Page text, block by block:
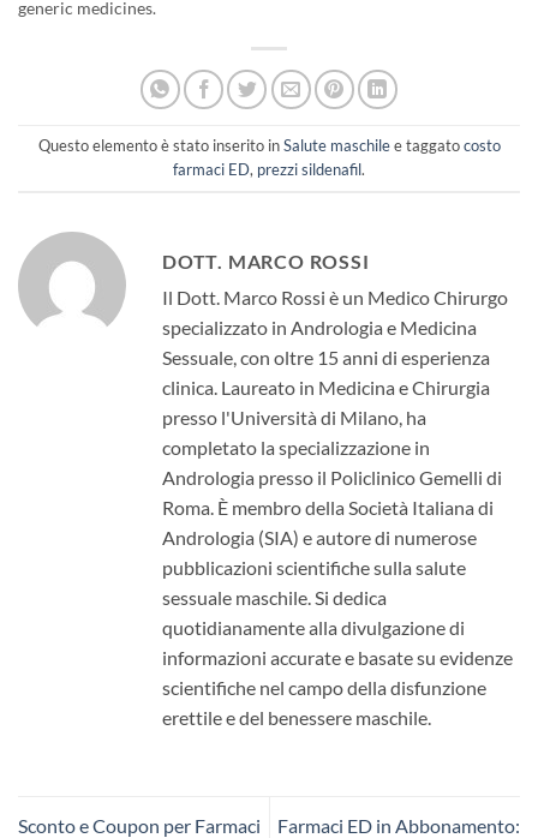
generic medicines.
Questo elemento è stato inserito inSalute maschilee taggatocosto
farmaci ED, prezzi sildenafil.
DOTT. MARCO ROSSI
Il Dott. Marco Rossi è un Medico Chirurgo
specializzato in Andrologia e Medicina
Sessuale, con oltre 15 anni di esperienza
clinica. Laureato in Medicina e Chirurgia
presso l'Università di Milano, ha
completato la specializzazione in
Andrologia presso il Policlinico Gemelli di
Roma. È membro della Società Italiana di
Andrologia (SIA) e autore di numerose
pubblicazioni scientifiche sulla salute
sessuale maschile. Si dedica
quotidianamente alla divulgazione di
informazioni accurate e basate su evidenze
scientifiche nel campo della disfunzione
erettile e del benessere maschile.
Sconto e Coupon per Farmaci
Farmaci ED in Abbonamento: